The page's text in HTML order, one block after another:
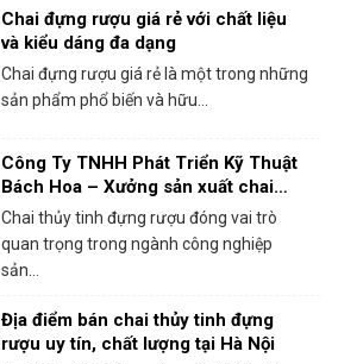
Chai đựng rượu giá rẻ với chất liệu
và kiểu dáng đa dạng
Chai đựng rượu giá rẻ là một trong những
sản phẩm phổ biến và hữu...
Công Ty TNHH Phát Triển Kỹ Thuật
Bách Hoa – Xưởng sản xuất chai
thủy tinh đựng rượu chất lượng
Chai thủy tinh đựng rượu đóng vai trò
quan trọng trong ngành công nghiệp
sản...
Địa điểm bán chai thủy tinh đựng
rượu uy tín, chất lượng tại Hà Nội